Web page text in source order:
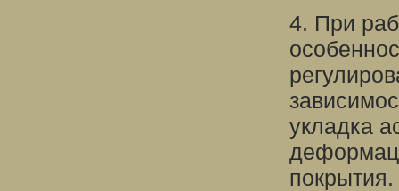
4. При
укладка
покрытия.